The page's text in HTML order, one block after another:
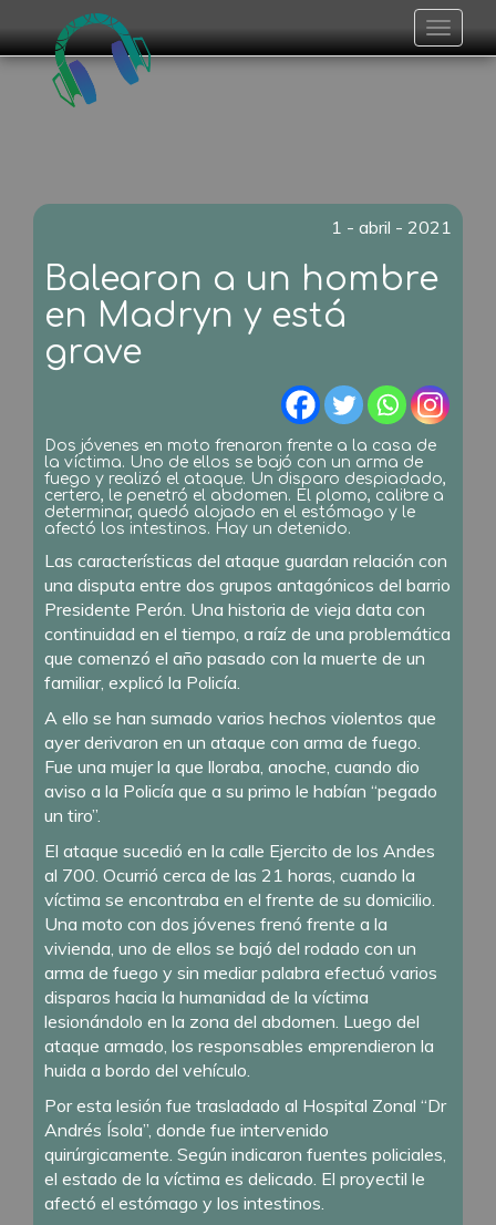
Toggle
1 - abril - 2021
Balearon a un hombre
en Madryn y está
grave
Dos jóvenes en moto frenaron frente a la casa de
la víctima. Uno de ellos se bajó con un arma de
fuego y realizó el ataque. Un disparo despiadado,
certero, le penetró el abdomen. El plomo, calibre a
determinar, quedó alojado en el estómago y le
afectó los intestinos. Hay un detenido.
Las características del ataque guardan relación con
una disputa entre dos grupos antagónicos del barrio
Presidente Perón. Una historia de vieja data con
continuidad en el tiempo, a raíz de una problemática
que comenzó el año pasado con la muerte de un
familiar, explicó la Policía.
A ello se han sumado varios hechos violentos que
ayer derivaron en un ataque con arma de fuego.
Fue una mujer la que lloraba, anoche, cuando dio
aviso a la Policía que a su primo le habían “pegado
un tiro”.
El ataque sucedió en la calle Ejercito de los Andes
al 700. Ocurrió cerca de las 21 horas, cuando la
víctima se encontraba en el frente de su domicilio.
Una moto con dos jóvenes frenó frente a la
vivienda, uno de ellos se bajó del rodado con un
arma de fuego y sin mediar palabra efectuó varios
disparos hacia la humanidad de la víctima
lesionándolo en la zona del abdomen. Luego del
ataque armado, los responsables emprendieron la
huida a bordo del vehículo.
Por esta lesión fue trasladado al Hospital Zonal “Dr
Andrés Ísola”, donde fue intervenido
quirúrgicamente. Según indicaron fuentes policiales,
el estado de la víctima es delicado. El proyectil le
afectó el estómago y los intestinos.